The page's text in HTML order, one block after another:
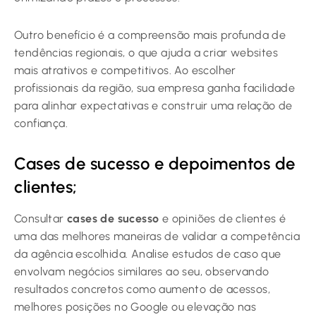
Outro benefício é a compreensão mais profunda de
tendências regionais, o que ajuda a criar websites
mais atrativos e competitivos. Ao escolher
profissionais da região, sua empresa ganha facilidade
para alinhar expectativas e construir uma relação de
confiança.
Cases de sucesso e depoimentos de
clientes;
Consultar cases de sucesso e opiniões de clientes é
uma das melhores maneiras de validar a competência
da agência escolhida. Analise estudos de caso que
envolvam negócios similares ao seu, observando
resultados concretos como aumento de acessos,
melhores posições no Google ou elevação nas